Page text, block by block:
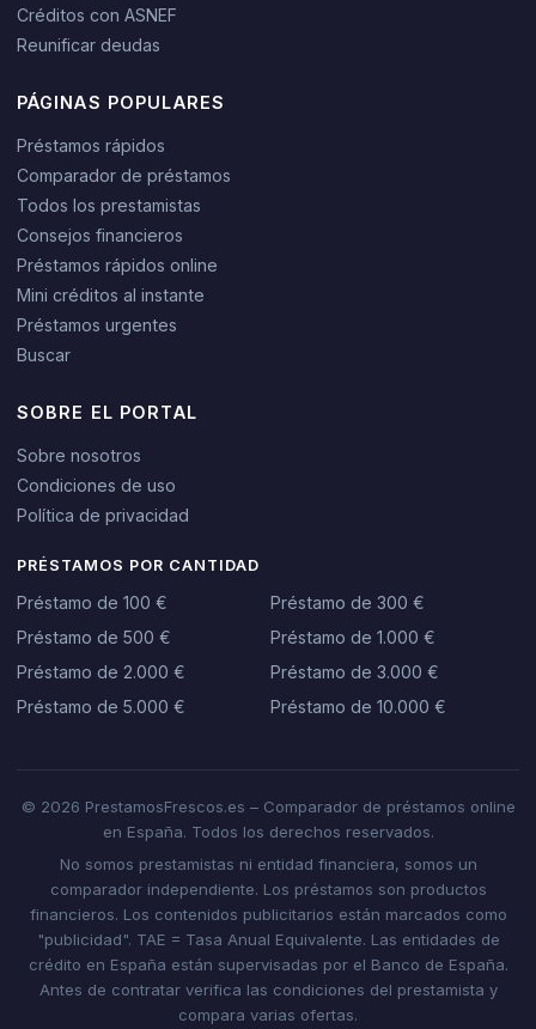
Créditos con ASNEF
Reunificar deudas
PÁGINAS POPULARES
Préstamos rápidos
Comparador de préstamos
Todos los prestamistas
Consejos financieros
Préstamos rápidos online
Mini créditos al instante
Préstamos urgentes
Buscar
SOBRE EL PORTAL
Sobre nosotros
Condiciones de uso
Política de privacidad
PRÉSTAMOS POR CANTIDAD
Préstamo de 100 €
Préstamo de 300 €
Préstamo de 500 €
Préstamo de 1.000 €
Préstamo de 2.000 €
Préstamo de 3.000 €
Préstamo de 5.000 €
Préstamo de 10.000 €
© 2026 PrestamosFrescos.es – Comparador de préstamos online
en España. Todos los derechos reservados.
No somos prestamistas ni entidad financiera, somos un
comparador independiente. Los préstamos son productos
financieros. Los contenidos publicitarios están marcados como
"publicidad". TAE = Tasa Anual Equivalente. Las entidades de
crédito en España están supervisadas por el Banco de España.
Antes de contratar verifica las condiciones del prestamista y
compara varias ofertas.